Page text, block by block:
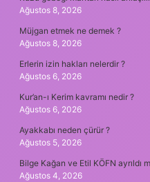
Ağustos 8, 2026
Müjgan etmek ne demek ?
Ağustos 8, 2026
Erlerin izin hakları nelerdir ?
Ağustos 6, 2026
Kur’an-ı Kerim kavramı nedir ?
Ağustos 6, 2026
Ayakkabı neden çürür ?
Ağustos 5, 2026
Bilge Kağan ve Etil KÖFN ayrıldı
Ağustos 4, 2026